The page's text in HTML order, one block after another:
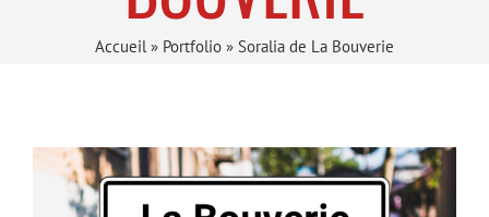
Accueil » Portfolio » Soralia de La Bouverie